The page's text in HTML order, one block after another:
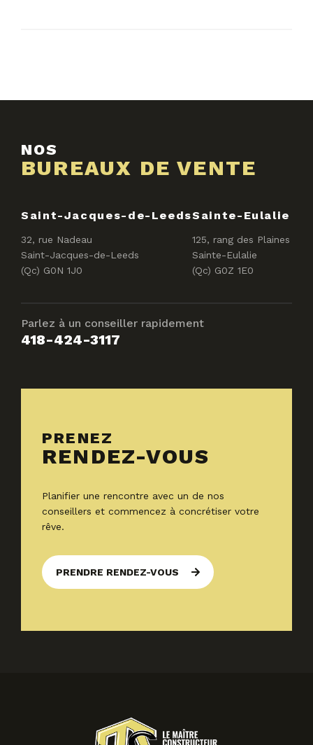
NOS
BUREAUX DE VENTE
Saint-Jacques-de-Leeds
32, rue Nadeau
Saint-Jacques-de-Leeds
(Qc) G0N 1J0
Sainte-Eulalie
125, rang des Plaines
Sainte-Eulalie
(Qc) G0Z 1E0
Parlez à un conseiller rapidement
418-424-3117
PRENEZ
RENDEZ-VOUS
Planifier une rencontre avec un de nos
conseillers et commencez à concrétiser votre
rêve.
PRENDRE RENDEZ-VOUS